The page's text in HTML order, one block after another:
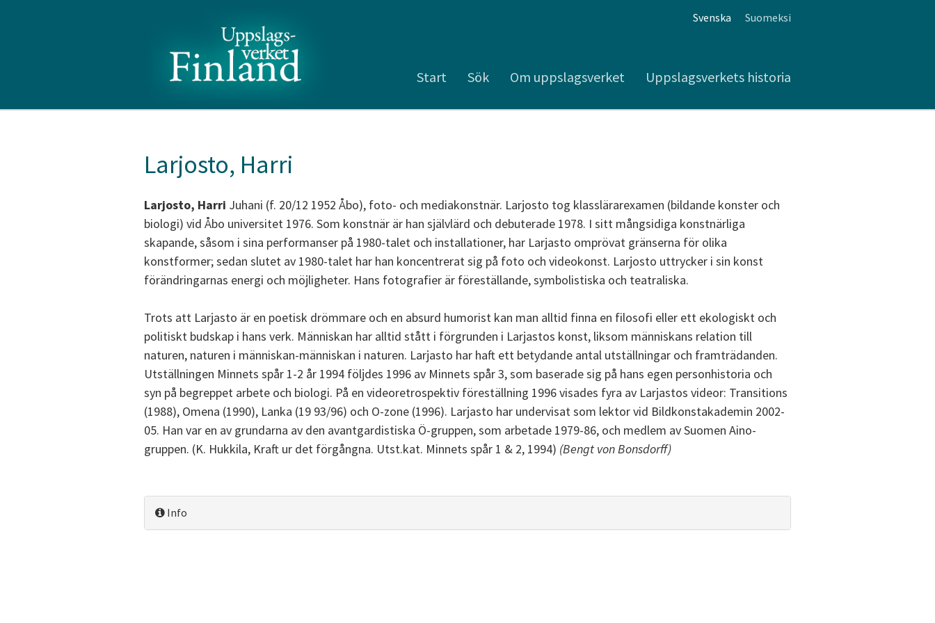
Svenska Suomeksi
Start Sök Om uppslagsverket Uppslagsverkets historia
Larjosto, Harri
Larjosto, Harri Juhani (f. 20/12 1952 Åbo), foto- och mediakonstnär. Larjosto tog klasslärarexamen (bildande konster och
biologi) vid Åbo universitet 1976. Som konstnär är han självlärd och debuterade 1978. I sitt mångsidiga konstnärliga
skapande, såsom i sina performanser på 1980-talet och installationer, har Larjasto omprövat gränserna för olika
konstformer; sedan slutet av 1980-talet har han koncentrerat sig på foto och videokonst. Larjosto uttrycker i sin konst
förändringarnas energi och möjligheter. Hans fotografier är föreställande, symbolistiska och teatraliska.
Trots att Larjasto är en poetisk drömmare och en absurd humorist kan man alltid finna en filosofi eller ett ekologiskt och
politiskt budskap i hans verk. Människan har alltid stått i förgrunden i Larjastos konst, liksom människans relation till
naturen, naturen i människan-människan i naturen. Larjasto har haft ett betydande antal utställningar och framträdanden.
Utställningen Minnets spår 1-2 år 1994 följdes 1996 av Minnets spår 3, som baserade sig på hans egen personhistoria och
syn på begreppet arbete och biologi. På en videoretrospektiv föreställning 1996 visades fyra av Larjastos videor: Transitions
(1988), Omena (1990), Lanka (19 93/96) och O-zone (1996). Larjasto har undervisat som lektor vid Bildkonstakademin 2002-
05. Han var en av grundarna av den avantgardistiska Ö-gruppen, som arbetade 1979-86, och medlem av Suomen Aino-
gruppen. (K. Hukkila, Kraft ur det förgångna. Utst.kat. Minnets spår 1 & 2, 1994) (Bengt von Bonsdorff)
Info